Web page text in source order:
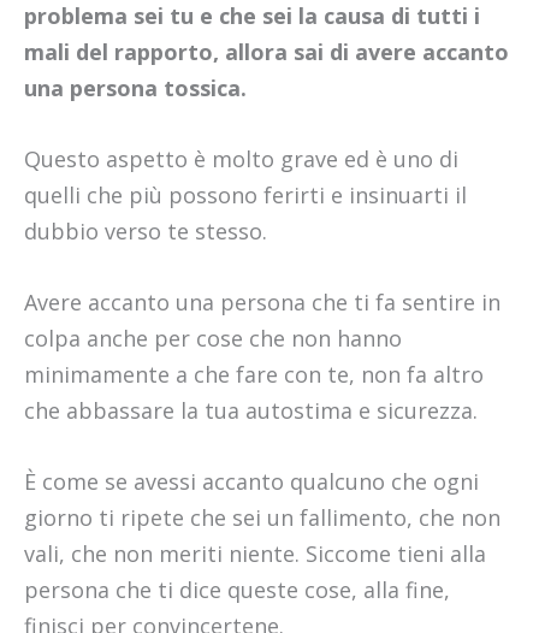
problema sei tu e che sei la causa di tutti i
mali del rapporto, allora sai di avere accanto
una persona tossica.
Questo aspetto è molto grave ed è uno di
quelli che più possono ferirti e insinuarti il
dubbio verso te stesso.
Avere accanto una persona che ti fa sentire in
colpa anche per cose che non hanno
minimamente a che fare con te, non fa altro
che abbassare la tua autostima e sicurezza.
È come se avessi accanto qualcuno che ogni
giorno ti ripete che sei un fallimento, che non
vali, che non meriti niente. Siccome tieni alla
persona che ti dice queste cose, alla fine,
finisci per convincertene.